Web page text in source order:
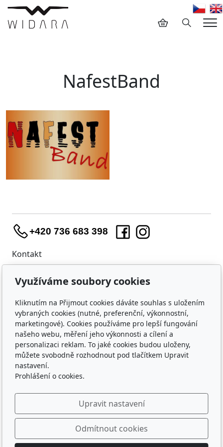
Hledání
NafestBand
+420 736 683 398
Kontakt
Útěchovská 224/1
Brno, 644 00
IČO: 23218550
Nákup
Doprava a platba
Ochrana osobních údajů
Obchodní podmínky
O nás
Kontakty
Kdo hraje s WIDAROU
Využíváme soubory cookies
Kliknutím na Přijmout cookies dáváte souhlas s uložením
vybraných cookies (nutné, preferenční, výkonnostní,
marketingové). Cookies používáme pro lepší fungování
našeho webu, měření jeho výkonnosti a cílení a
personalizaci reklam. To jaké cookies budou uloženy,
můžete svobodně rozhodnout pod tlačítkem Upravit
nastavení.
Prohlášení o cookies.
Upravit nastavení
Odmítnout cookies